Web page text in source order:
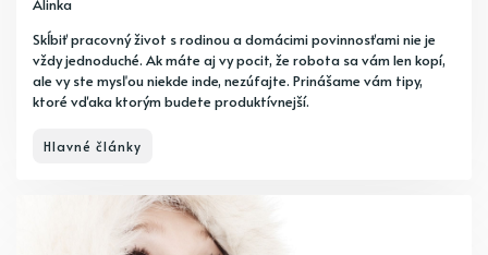
Alinka
Skĺbiť pracovný život s rodinou a domácimi povinnosťami nie je
vždy jednoduché. Ak máte aj vy pocit, že robota sa vám len kopí,
ale vy ste mysľou niekde inde, nezúfajte. Prinášame vám tipy,
ktoré vďaka ktorým budete produktívnejší.
Hlavné články